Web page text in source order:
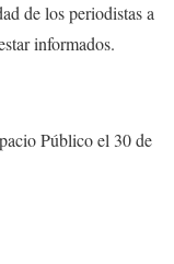
de los periodistas a
informados.
Público el 30 de